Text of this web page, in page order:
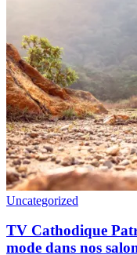
Uncategorized
TV Cathodique
mode dans nos